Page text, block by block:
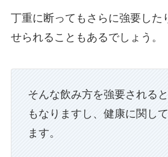
丁重に断ってもさらに強要した
せられることもあるでしょう。
そんな飲み方を強要される
もなりますし、健康に関し
ます。